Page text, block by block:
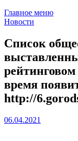
Главное меню
Новости
Список
время
http://
06.04.2021